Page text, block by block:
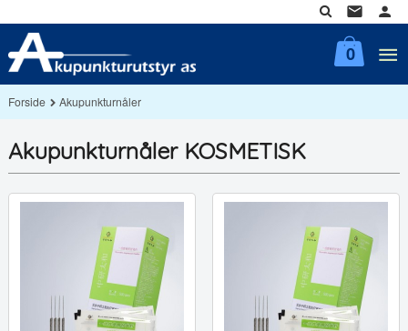
til
innholdet
0
Forside Akupunkturnåler
Akupunkturnåler KOSMETISK